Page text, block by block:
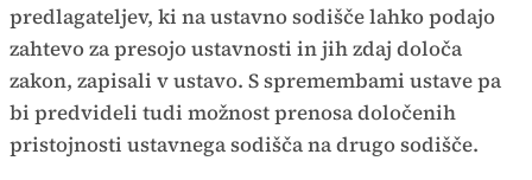
predlagateljev, ki na ustavno sodišče lahko podajo
zahtevo za presojo ustavnosti in jih zdaj določa
zakon, zapisali v ustavo. S spremembami ustave pa
bi predvideli tudi možnost prenosa določenih
pristojnosti ustavnega sodišča na drugo sodišče.